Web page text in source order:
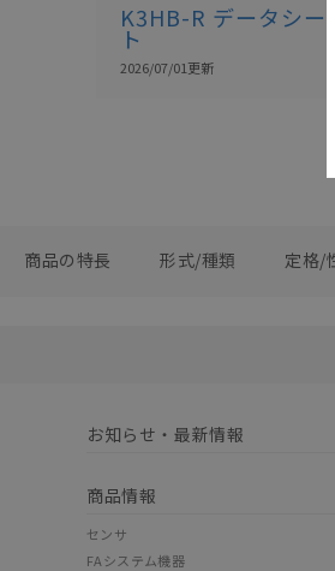
K3HB-R データシー
ト
2026/07/01更新
商品の特長 形式/種類 定格/
お知らせ・最新情報
商品情報
センサ
FAシステム機器